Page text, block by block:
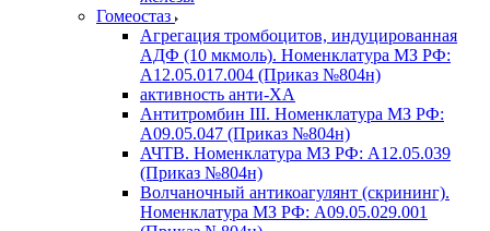
Гомеостаз
Агрегация тромбоцитов, индуцированная
АДФ (10 мкмоль). Номенклатура МЗ РФ:
A12.05.017.004 (Приказ №804н)
активность анти-ХА
Антитромбин III. Номенклатура МЗ РФ:
A09.05.047 (Приказ №804н)
АЧТВ. Номенклатура МЗ РФ: A12.05.039
(Приказ №804н)
Волчаночный антикоагулянт (скрининг).
Номенклатура МЗ РФ: A09.05.029.001